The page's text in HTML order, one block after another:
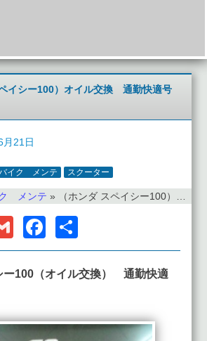
ペイシー100）オイル交換 通勤快適号
月21日
イク メンテ スクーター
メンテ » （ホンダ スペイシー100）オイル交換 通勤快適号2010
GmailFacebook
有
ー100（オイル交換） 通勤快適